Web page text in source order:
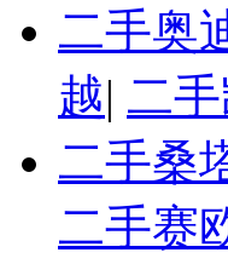
二手奥
越| 二
二手桑
二手赛